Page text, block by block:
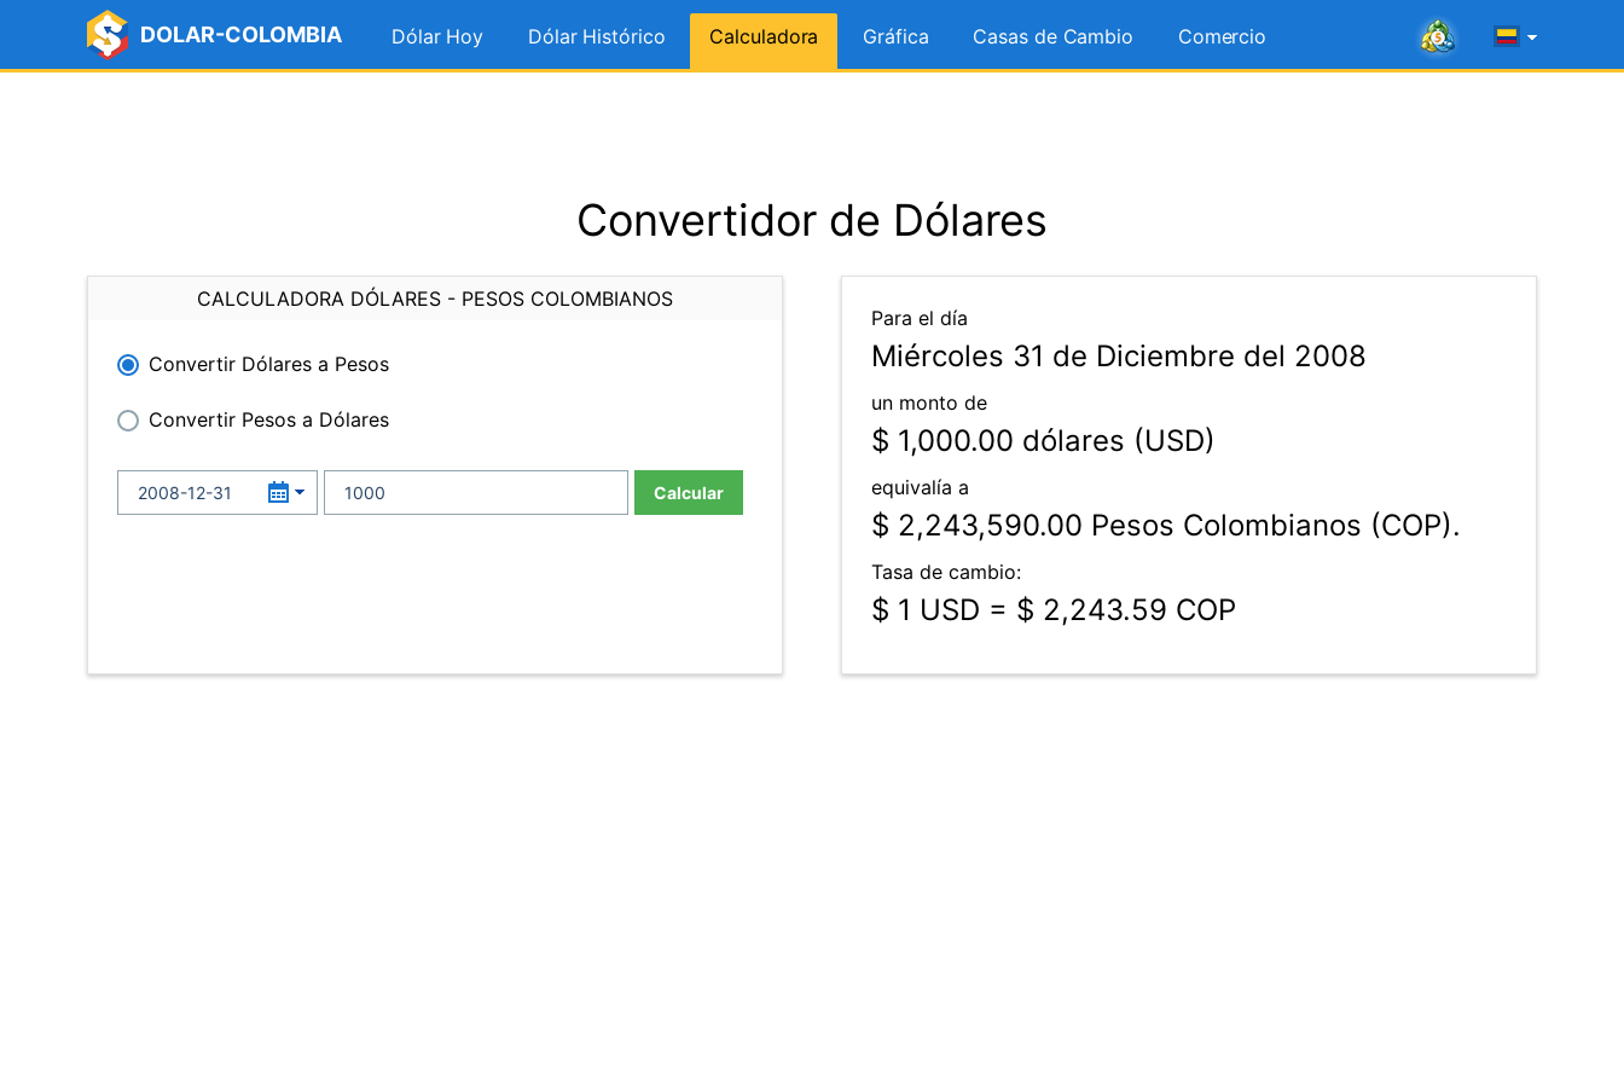
DOLAR-COLOMBIA Dólar Hoy Dólar Histórico Calculadora Gráfica Casas de Cambio Comercio
Convertidor de Dólares
CALCULADORA DÓLARES - PESOS COLOMBIANOS
Convertir Dólares a Pesos
Convertir Pesos a Dólares
Calcular
Para el día
Miércoles 31 de Diciembre del 2008
un monto de
$ 1,000.00 dólares (USD)
equivalía a
$ 2,243,590.00 Pesos Colombianos (COP).
Tasa de cambio:
$ 1 USD = $ 2,243.59 COP